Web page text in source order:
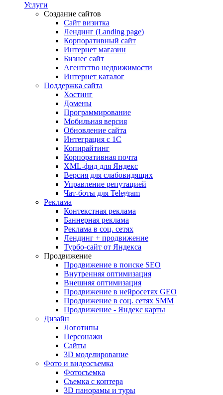
Услуги
Создание сайтов
Сайт визитка
Лендинг (Landing page)
Корпоративный сайт
Интернет магазин
Бизнес сайт
Агентство недвижимости
Интернет каталог
Поддержка сайта
Хостинг
Домены
Программирование
Мобильная версия
Обновление сайта
Интеграция с 1С
Копирайтинг
Корпоративная почта
XML-фид для Яндекс
Версия для слабовидящих
Управление репутацией
Чат-боты для Telegram
Реклама
Контекстная реклама
Баннерная реклама
Реклама в соц. сетях
Лендинг + продвижение
Турбо-сайт от Яндекса
Продвижение
Продвижение в поиске SEO
Внутренняя оптимизация
Внешняя оптимизация
Продвижение в нейросетях GEO
Продвижение в соц. сетях SMM
Продвижение - Яндекс карты
Дизайн
Логотипы
Персонажи
Сайты
3D моделирование
Фото и видеосъемка
Фотосъемка
Съемка с коптера
3D панорамы и туры